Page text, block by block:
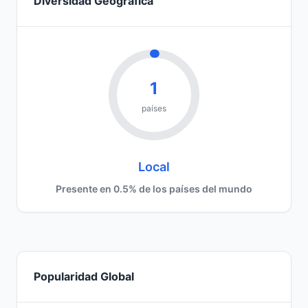
1
países
Local
Presente en 0.5% de los países del mundo
Popularidad Global